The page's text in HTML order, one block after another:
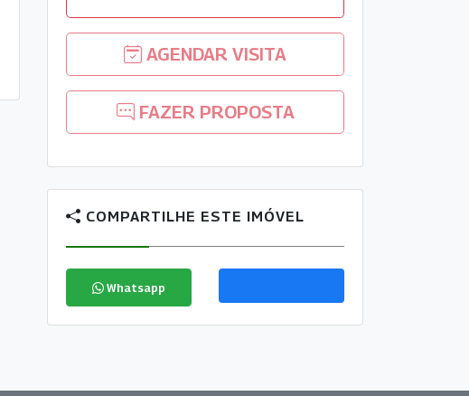
AGENDAR VISITA
FAZER PROPOSTA
COMPARTILHE ESTE IMÓVEL
Whatsapp